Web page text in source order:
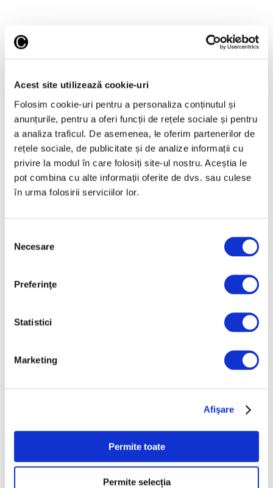
Acest site utilizează cookie-uri
Folosim cookie-uri pentru a personaliza conținutul și
anunțurile, pentru a oferi funcții de rețele sociale și pentru
a analiza traficul. De asemenea, le oferim partenerilor de
rețele sociale, de publicitate și de analize informații cu
privire la modul în care folosiți site-ul nostru. Aceștia le
pot combina cu alte informații oferite de dvs. sau culese
în urma folosirii serviciilor lor.
consimțământului
Necesare
Preferinţe
Statistici
Marketing
Afişare
Permite toate
Permite selecția
Articole recente
Galliano, al treilea
creator de modă care
beneficiază în timpul
vieții de o retrospectivă
la Met
7 August 2026
Nicolae Stoica, ultimul
Urmăreşte-ne pe